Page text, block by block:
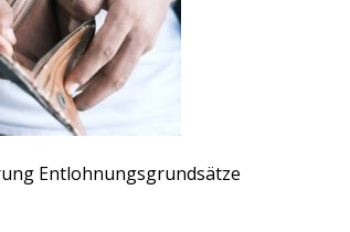
Entlohnungsgrundsätze